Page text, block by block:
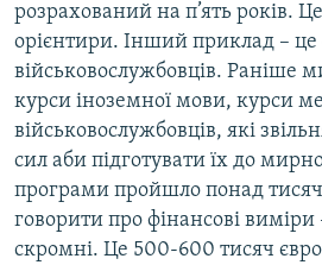
розрахований на п’ять років.
орієнтири. Інший приклад – це
військовослужбовців. Раніше
курси іноземної мови, курси
військовослужбовців, які
сил аби підготувати їх до
програми пройшло понад
говорити про фінансові
скромні. Це 500-600 тисяч